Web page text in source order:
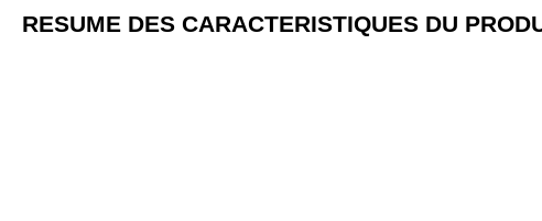
RESUME DES CARACTERISTIQUES DU